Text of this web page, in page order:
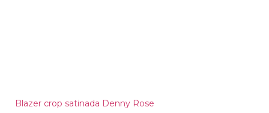
Blazer crop satinada Denny Rose